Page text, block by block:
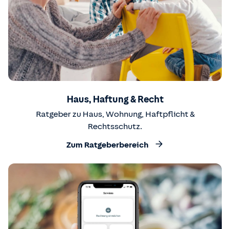
Haus, Haftung & Recht
Ratgeber zu Haus, Wohnung, Haftpflicht &
Rechtsschutz.
Zum Ratgeberbereich